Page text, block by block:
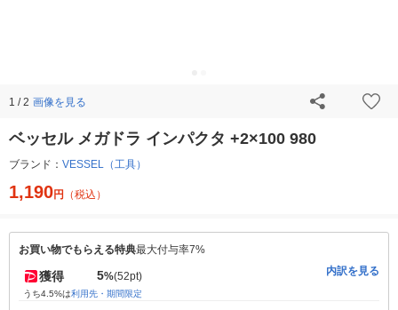
1 / 2 画像を見る
ベッセル メガドラ インパクタ +2×100 980
ブランド： VESSEL（工具）
1,190円 （税込）
お買い物でもらえる特典最大付与率7%
獲得 5%(52pt)
うち4.5%は利用先・期間限定
内訳を見る